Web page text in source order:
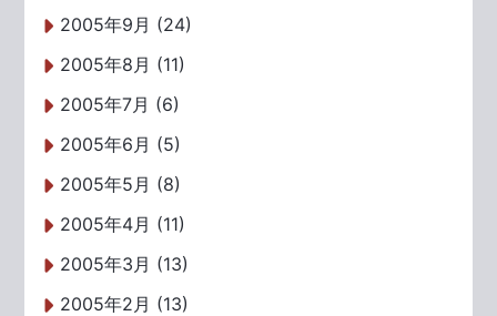
2005年9月 (24)
2005年8月 (11)
2005年7月 (6)
2005年6月 (5)
2005年5月 (8)
2005年4月 (11)
2005年3月 (13)
2005年2月 (13)